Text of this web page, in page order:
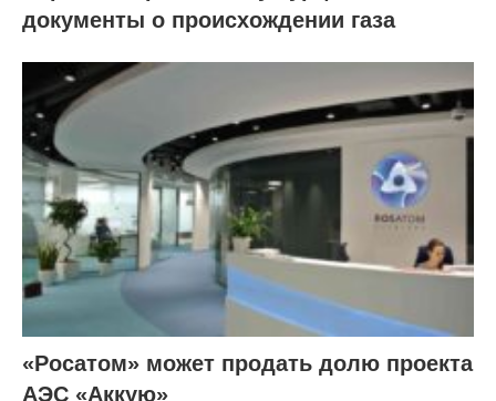
документы о происхождении газа
«Росатом» может продать долю проекта
АЭС «Аккую»